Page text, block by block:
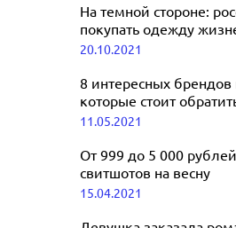
На темной стороне:
покупать одежду
20.10.2021
8 интересных
которые стоит
11.05.2021
От 999 до 5 000
свитшотов на весну
15.04.2021